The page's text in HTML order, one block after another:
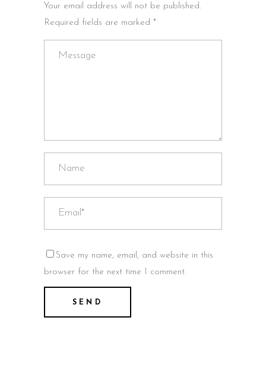
Your email address will not be published.
Required fields are marked *
Save my name, email, and website in this
browser for the next time I comment.